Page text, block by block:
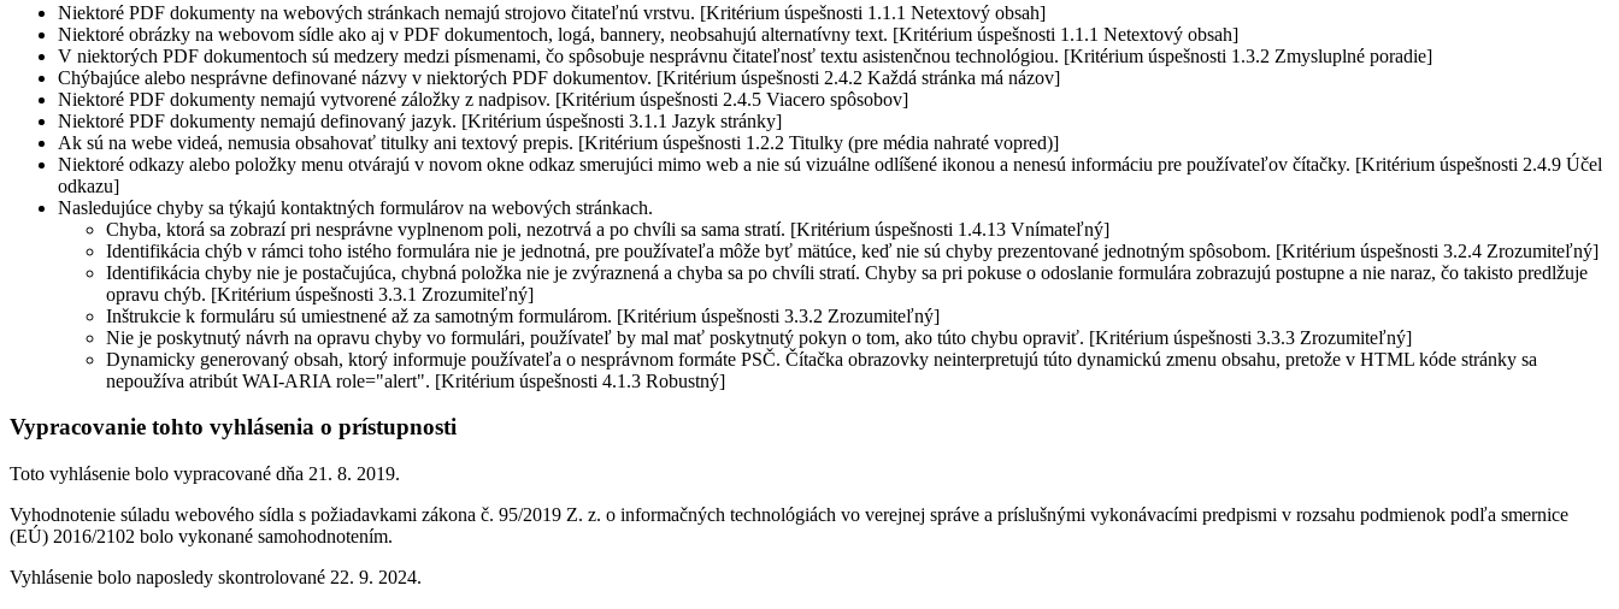
Niektoré PDF dokumenty na webových stránkach nemajú strojovo čitateľnú vrstvu. [Kritérium úspešnosti 1.1.1 Netextový obsah]
Niektoré obrázky na webovom sídle ako aj v PDF dokumentoch, logá, bannery, neobsahujú alternatívny text. [Kritérium úspešnosti 1.1.1 Netextový obsah]
V niektorých PDF dokumentoch sú medzery medzi písmenami, čo spôsobuje nesprávnu čitateľnosť textu asistenčnou technológiou. [Kritérium úspešnosti 1.3.2 Zmysluplné poradie]
Chýbajúce alebo nesprávne definované názvy v niektorých PDF dokumentov. [Kritérium úspešnosti 2.4.2 Každá stránka má názov]
Niektoré PDF dokumenty nemajú vytvorené záložky z nadpisov. [Kritérium úspešnosti 2.4.5 Viacero spôsobov]
Niektoré PDF dokumenty nemajú definovaný jazyk. [Kritérium úspešnosti 3.1.1 Jazyk stránky]
Ak sú na webe videá, nemusia obsahovať titulky ani textový prepis. [Kritérium úspešnosti 1.2.2 Titulky (pre média nahraté vopred)]
Niektoré odkazy alebo položky menu otvárajú v novom okne odkaz smerujúci mimo web a nie sú vizuálne odlíšené ikonou a nenesú informáciu pre používateľov čítačky. [Kritérium úspešnosti 2.4.9 Účel
odkazu]
Nasledujúce chyby sa týkajú kontaktných formulárov na webových stránkach.
Chyba, ktorá sa zobrazí pri nesprávne vyplnenom poli, nezotrvá a po chvíli sa sama stratí. [Kritérium úspešnosti 1.4.13 Vnímateľný]
Identifikácia chýb v rámci toho istého formulára nie je jednotná, pre používateľa môže byť mätúce, keď nie sú chyby prezentované jednotným spôsobom. [Kritérium úspešnosti 3.2.4 Zrozumiteľný]
Identifikácia chyby nie je postačujúca, chybná položka nie je zvýraznená a chyba sa po chvíli stratí. Chyby sa pri pokuse o odoslanie formulára zobrazujú postupne a nie naraz, čo takisto predlžuje
opravu chýb. [Kritérium úspešnosti 3.3.1 Zrozumiteľný]
Inštrukcie k formuláru sú umiestnené až za samotným formulárom. [Kritérium úspešnosti 3.3.2 Zrozumiteľný]
Nie je poskytnutý návrh na opravu chyby vo formulári, používateľ by mal mať poskytnutý pokyn o tom, ako túto chybu opraviť. [Kritérium úspešnosti 3.3.3 Zrozumiteľný]
Dynamicky generovaný obsah, ktorý informuje používateľa o nesprávnom formáte PSČ. Čítačka obrazovky neinterpretujú túto dynamickú zmenu obsahu, pretože v HTML kóde stránky sa
nepoužíva atribút WAI-ARIA role="alert". [Kritérium úspešnosti 4.1.3 Robustný]
Vypracovanie tohto vyhlásenia o prístupnosti
Toto vyhlásenie bolo vypracované dňa 21. 8. 2019.
Vyhodnotenie súladu webového sídla s požiadavkami zákona č. 95/2019 Z. z. o informačných technológiách vo verejnej správe a príslušnými vykonávacími predpismi v rozsahu podmienok podľa smernice
(EÚ) 2016/2102 bolo vykonané samohodnotením.
Vyhlásenie bolo naposledy skontrolované 22. 9. 2024.